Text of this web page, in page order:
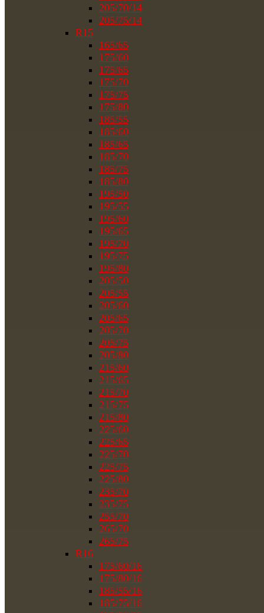
205/70/14
205/75/14
R15
165/65
175/60
175/65
175/70
175/75
175/80
185/55
185/60
185/65
185/70
185/75
185/80
195/50
195/55
195/60
195/65
195/70
195/75
195/80
205/50
205/55
205/60
205/65
205/70
205/75
205/80
215/60
215/65
215/70
215/75
215/80
225/60
225/65
225/70
225/75
225/80
235/70
235/75
255/70
265/70
265/75
R16
175/60/16
175/80/16
185/55/16
185/75/16